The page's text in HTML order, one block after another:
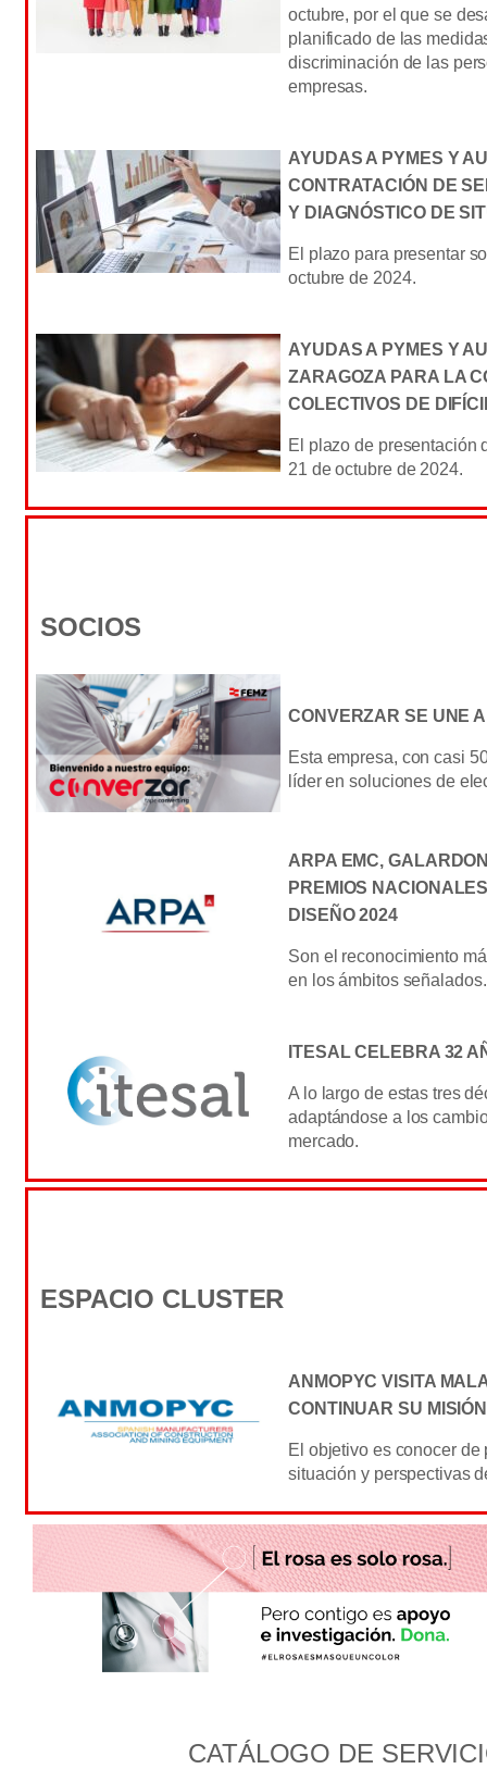
octubre, por el que se
planificado de las
discriminación de las
empresas.
AYUDAS A PYMES Y
CONTRATACIÓN DE
Y DIAGNÓSTICO DE
El plazo para presentar
octubre de 2024.
AYUDAS A PYMES Y
ZARAGOZA PARA LA
COLECTIVOS DE
El plazo de presentación
21 de octubre de 2024.
SOCIOS
CONVERZAR SE UNE
Esta empresa, con casi
líder en soluciones de
ARPA EMC,
PREMIOS
DISEÑO 2024
Son el reconocimiento
en los ámbitos señalados.
ITESAL CELEBRA 32
A lo largo de estas tres
adaptándose a los
mercado.
ESPACIO CLUSTER
ANMOPYC VISITA
CONTINUAR SU
El objetivo es conocer de
situación y perspectivas
CATÁLOGO DE